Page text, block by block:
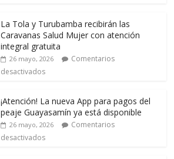
La Tola y Turubamba recibirán las
Caravanas Salud Mujer con atención
integral gratuita
26 mayo, 2026
Comentarios
desactivados
¡Atención! La nueva App para pagos del
peaje Guayasamín ya está disponible
26 mayo, 2026
Comentarios
desactivados